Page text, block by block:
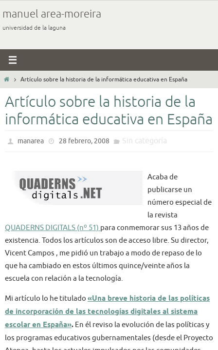
al
contenido
manuel area-moreira
universidad de la laguna
InicioArtículo sobre la historia de la informática educativa en España
Artículo sobre la historia de la
informática educativa en España
manarea 28 febrero, 2008 Sin categoría
Acaba de
publicarse un
número especial de
la revista
QUADERNS DIGITALS (nº 51) para conmemorar sus 13 años de
existencia. Todos los artículos son de acceso libre. Su director,
Vicent Campos , me pidió un trabajo a modo de repaso de lo
que ha cambiado en estos últimos quince/veinte años la
escuela con relación a la tecnología.
Mi artículo lo he titulado «Una breve historia de las políticas
de incorporación de las tecnologías digitales al sistema
escolar en España». En él reviso la evolución de las políticas y
los programas educativos gubernamentales (desde el Proyecto